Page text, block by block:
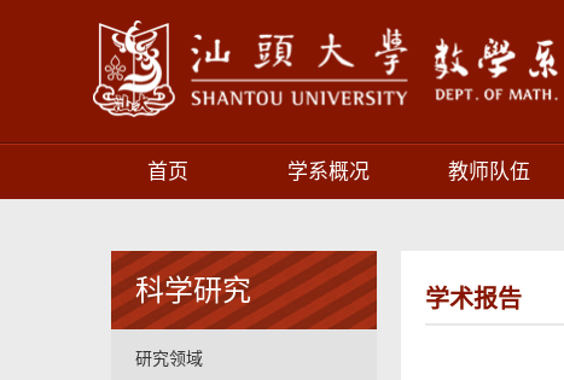
首页 学系概况 教师队伍
科学研究
研究领域
学术报告